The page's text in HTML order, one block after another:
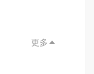
更多 